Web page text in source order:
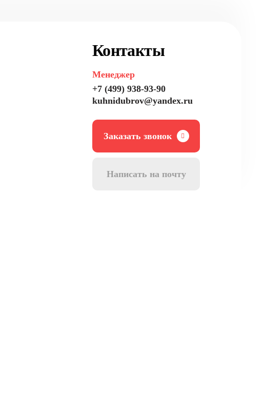
Контакты
Менеджер
+7 (499) 938-93-90
kuhnidubrov@yandex.ru
Заказать звонок
Написать на почту